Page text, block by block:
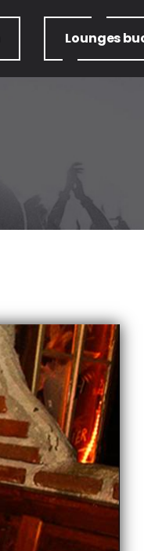
Lounges